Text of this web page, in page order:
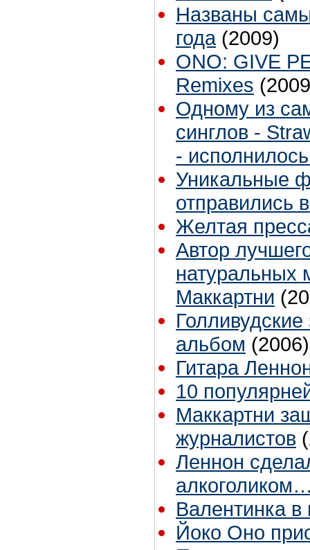
Названы
года (2009)
ONO: GIVE
Remixes
Одному из
синглов -
-
Уникальные
отправились
Желтая
Автор
натуральных
Маккартни
альбом (2006)
Гитара
10
Маккартни
журналистов
Леннон
Валентинка
Йоко Оно